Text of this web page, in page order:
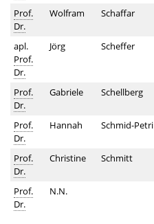
Prof.
Dr.
Wolfram Schaffar
apl.
Prof.
Dr.
Jörg Scheffer
Prof.
Dr.
Gabriele Schellberg
Prof.
Dr.
Hannah Schmid-Petri
Prof.
Dr.
Christine Schmitt
Prof.
Dr.
N.N.